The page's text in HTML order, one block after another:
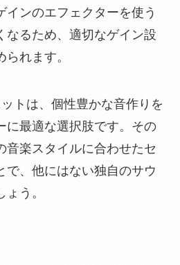
インのエフェクターを使う
なるため、適切なゲイン設
れます。
トは、個性豊かな音作りを
に最適な選択肢です。その
音楽スタイルに合わせたセ
で、他にはない独自のサウ
う。